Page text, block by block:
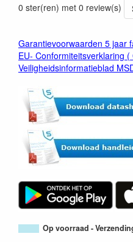
0 ster(ren) met 0 review(s)
Garantievoorwaarden 5 jaar
EU- Conformiteitsverklaring (
Veiligheidsinformatieblad
Op voorraad -